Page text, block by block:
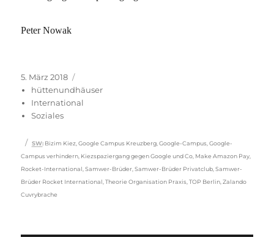
Peter Nowak
Veröffentlicht
am
5. März 2018
hüttenundhäuser
International
Soziales
Schlagwörter
SW: Bizim Kiez ,Google Campus Kreuzberg ,Google-Campus ,Google-
Campus verhindern Kiezspaziergang gegen Google und Co Make Amazon Pay
Rocket-International ,Samwer-Brüder ,Samwer-Brüder Privatclub ,Samwer-
Brüder Rocket International ,Theorie Organisation Praxis ,TOP Berlin ,Zalando
Cuvrybrache